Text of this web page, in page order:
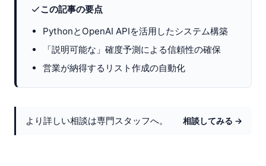
この記事の要点
PythonとOpenAI APIを活用したシステム構築
「説明可能な」確度予測による信頼性の確保
営業が納得するリスト作成の自動化
より詳しい相談は専門スタッフへ。 相談してみる →